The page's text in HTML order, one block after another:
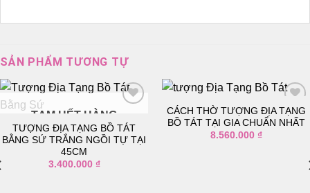
SẢN PHẨM TƯƠNG TỰ
TẠM HẾT HÀNG
Thêm
TƯỢNG ĐỊA TẠNG BỒ TÁT
BẰNG SỨ TRẮNG NGỒI TỰ TẠI
45CM
3.400.000 ₫
CÁCH THỜ TƯỢNG ĐỊA TẠNG
BỒ TÁT TẠI GIA CHUẨN NHẤT
8.560.000 ₫